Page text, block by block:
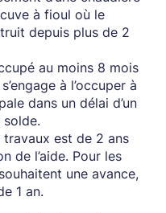
à fioul où le
depuis plus de 2
au moins 8 mois
à l’occuper à
dans un délai d’un
travaux est de 2 ans
de l’aide. Pour les
une avance,
1 an.